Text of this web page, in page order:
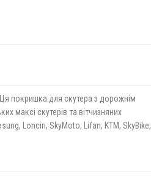
покришка для скутера з дорожнім
максі скутерів та вітчизняних
Loncin, SkyMoto, Lifan, KTM, SkyBike,